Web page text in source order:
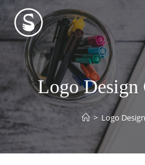
Logo Design
> Logo